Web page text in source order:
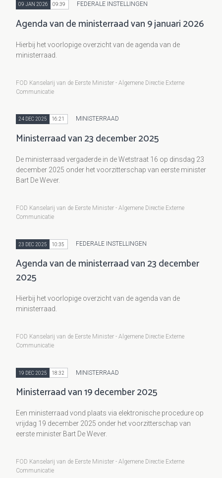
09 JAN 2026 09:39 FEDERALE INSTELLINGEN
Agenda van de ministerraad van 9 januari 2026
Hierbij het voorlopige overzicht van de agenda van de
ministerraad.
FOD Kanselarij van de Eerste Minister - Algemene Directie Externe
Communicatie
24 DEC 2025 16:21 MINISTERRAAD
Ministerraad van 23 december 2025
De ministerraad vergaderde in de Wetstraat 16 op dinsdag 23
december 2025 onder het voorzitterschap van eerste minister
Bart De Wever.
FOD Kanselarij van de Eerste Minister - Algemene Directie Externe
Communicatie
23 DEC 2025 10:35 FEDERALE INSTELLINGEN
Agenda van de ministerraad van 23 december
2025
Hierbij het voorlopige overzicht van de agenda van de
ministerraad.
FOD Kanselarij van de Eerste Minister - Algemene Directie Externe
Communicatie
19 DEC 2025 18:32 MINISTERRAAD
Ministerraad van 19 december 2025
Een ministerraad vond plaats via elektronische procedure op
vrijdag 19 december 2025 onder het voorzitterschap van
eerste minister Bart De Wever.
FOD Kanselarij van de Eerste Minister - Algemene Directie Externe
Communicatie